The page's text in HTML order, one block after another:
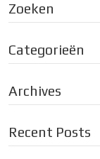
Zoeken
Categorieën
Archives
Recent Posts